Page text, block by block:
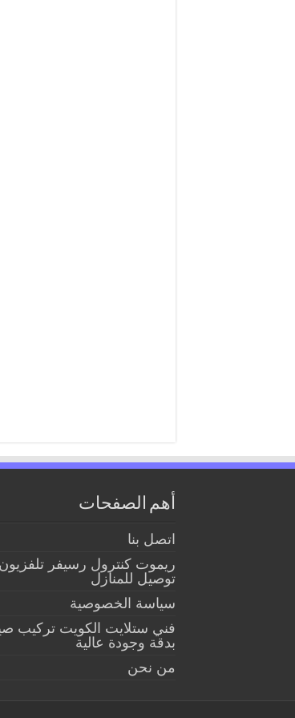
أهم الصفحات
اتصل بنا
ريموت كنترول رسيفر
توصيل للمنازل
سياسة الخصوصية
فني ستلايت الكويت تركيب
بدقة وجودة عالية
من نحن